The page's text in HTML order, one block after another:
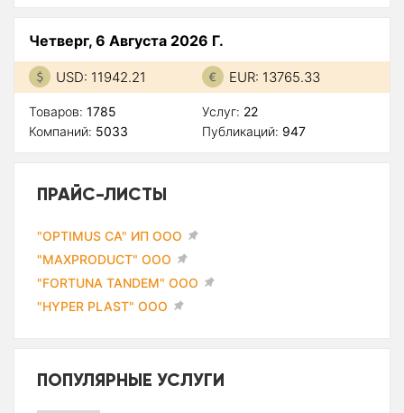
Четверг, 6 Августа 2026 Г.
USD: 11942.21 EUR: 13765.33
Товаров: 1785
Компаний: 5033
Услуг: 22
Публикаций: 947
ПРАЙС-ЛИСТЫ
"OPTIMUS CA" ИП ООО
"MAXPRODUCT" ООО
"FORTUNA TANDEM" ООО
"HYPER PLAST" ООО
ПОПУЛЯРНЫЕ УСЛУГИ